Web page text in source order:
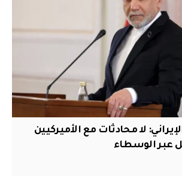
لا محادثات مع الأميركيين
عبر الوسطاء